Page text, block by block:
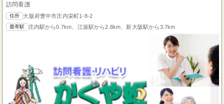
訪問看護
住所 大阪府豊中市庄内栄町1-8-2
最寄駅 庄内駅から0.7km、江坂駅から2.8km、新大阪駅から3.7km